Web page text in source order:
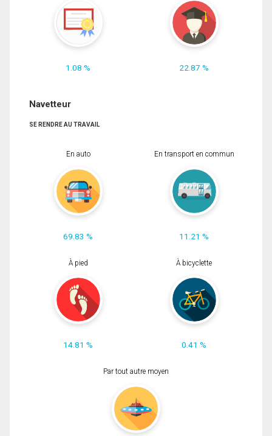
1.08 % 22.87 %
Navetteur
SE RENDRE AU TRAVAIL
En auto
69.83 %
En transport en commun
11.21 %
À pied
14.81 %
À bicyclette
0.41 %
Par tout autre moyen